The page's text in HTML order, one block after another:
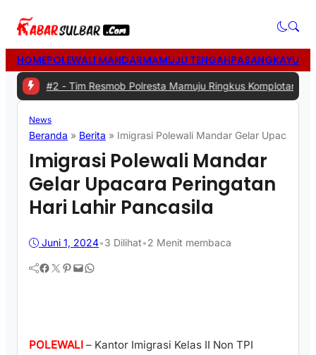
HOMEPOLEWALI MANDARMAMUJU TENGAHPASANGKAYU
#2 - Tim Resmob Polresta Mamuju Ringkus Komplotan Spesialis
News
Beranda » Berita » Imigrasi Polewali Mandar Gelar Upacara
Imigrasi Polewali Mandar
Gelar Upacara Peringatan
Hari Lahir Pancasila
Juni 1, 2024•3 Dilihat•2 Menit membaca
Facebook Twitter Pinterest Mail WhatsApp
POLEWALI – Kantor Imigrasi Kelas II Non TPI